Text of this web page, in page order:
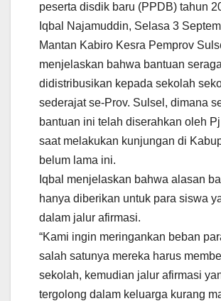
peserta disdik baru (PPDB) tahun
Iqbal Najamuddin, Selasa 3
Mantan Kabiro Kesra Pemprov
menjelaskan bahwa bantuan
didistribusikan kepada sekolah
sederajat se-Prov. Sulsel, dimana
bantuan ini telah diserahkan oleh
saat melakukan kunjungan di
belum lama ini.
Iqbal menjelaskan bahwa alasan
hanya diberikan untuk para siswa
dalam jalur afirmasi.
“Kami ingin meringankan beban
salah satunya mereka harus
sekolah, kemudian jalur afirmasi
tergolong dalam keluarga kurang